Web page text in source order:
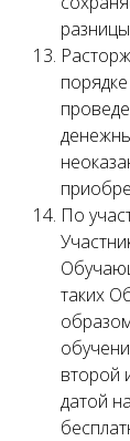
По
таких
второй
датой